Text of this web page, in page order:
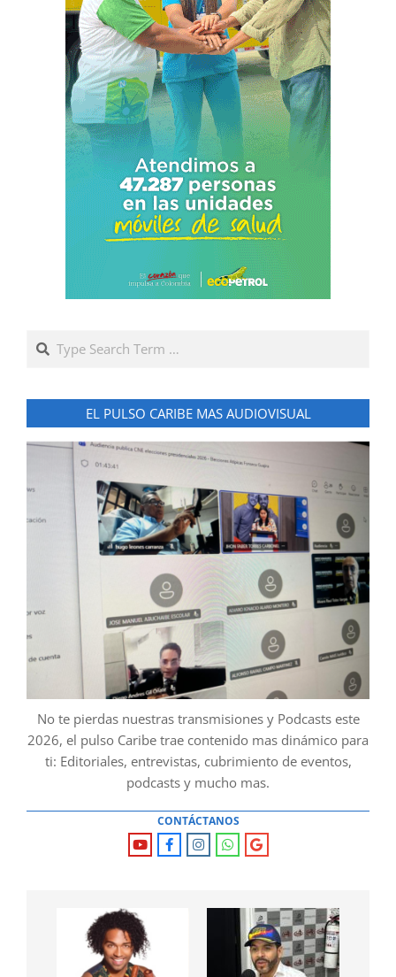
Search
EL PULSO CARIBE MAS AUDIOVISUAL
No te pierdas nuestras transmisiones y Podcasts este
2026, el pulso Caribe trae contenido mas dinámico para
ti: Editoriales, entrevistas, cubrimiento de eventos,
podcasts y mucho mas.
CONTÁCTANOS